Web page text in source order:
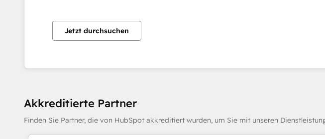
Jetzt durchsuchen
Akkreditierte Partner
Finden Sie Partner, die von HubSpot akkreditiert wurden, um Sie mit unseren